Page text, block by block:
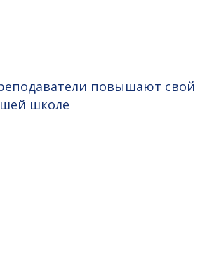
повышают свой
школе